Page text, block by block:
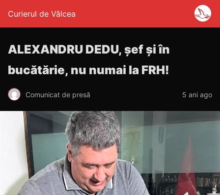
Curierul de Vâlcea
ALEXANDRU DEDU, șef și în
bucătărie, nu numai la FRH!
Comunicat de presă 5 ani ago